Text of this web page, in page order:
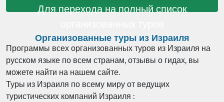
Для перехода на полный список
Организованные туры из Израиля
Программы всех организованных туров из Израиля на
русском языке по всем странам, отзывы о гидах, вы
можете найти на нашем сайте.
Туры из Израиля по всему миру от ведущих
туристических компаний Израиля :